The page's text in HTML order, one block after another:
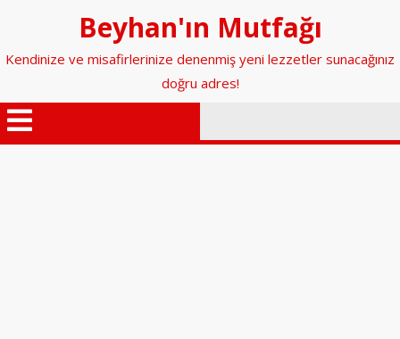
Beyhan'ın Mutfağı
Kendinize ve misafirlerinize denenmiş yeni lezzetler sunacağınız
doğru adres!
Menüyü